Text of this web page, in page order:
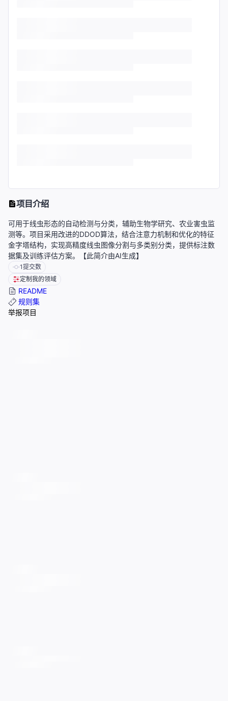
项目介绍
可用于线虫形态的自动检测与分类，辅助生物学研究、农业害虫监
测等。项目采用改进的DDOD算法，结合注意力机制和优化的特征
金字塔结构，实现高精度线虫图像分割与多类别分类，提供标注数
据集及训练评估方案。【此简介由AI生成】
1提交数
定制我的领域
README
规则集
举报项目